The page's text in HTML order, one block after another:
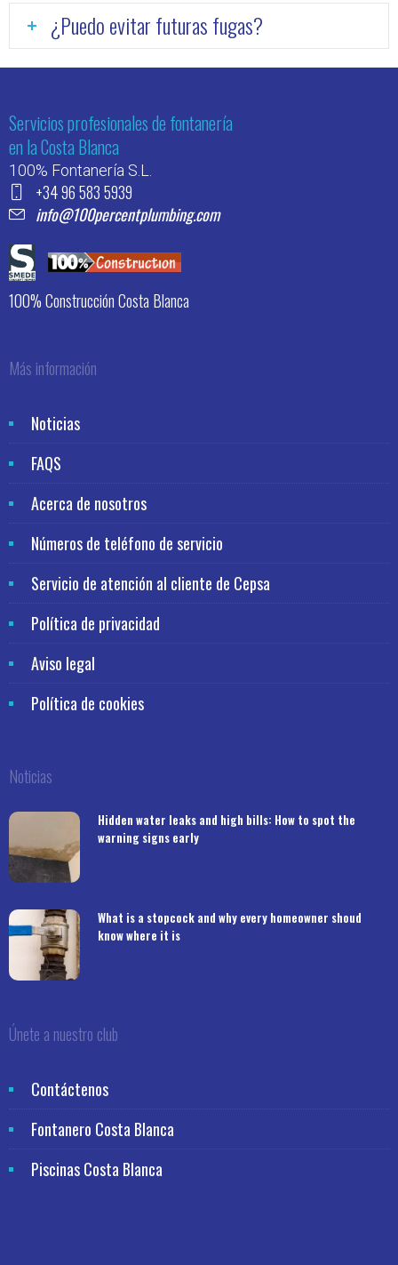
¿Puedo evitar futuras fugas?
Servicios profesionales de fontanería
en la Costa Blanca
100% Fontanería S.L.
+34 96 583 5939
info@100percentplumbing.com
100% Construcción Costa Blanca
Más información
Noticias
FAQS
Acerca de nosotros
Números de teléfono de servicio
Servicio de atención al cliente de Cepsa
Política de privacidad
Aviso legal
Política de cookies
Noticias
Hidden water leaks and high bills: How to spot the
warning signs early
What is a stopcock and why every homeowner shoud
know where it is
Únete a nuestro club
Contáctenos
Fontanero Costa Blanca
Piscinas Costa Blanca